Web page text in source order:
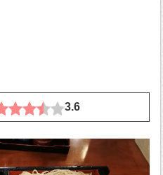
3.6